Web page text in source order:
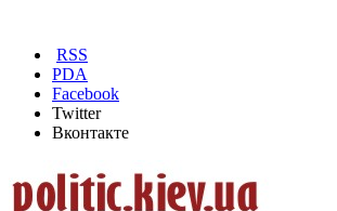
RSS
PDA
Facebook
Twitter
Вконтакте